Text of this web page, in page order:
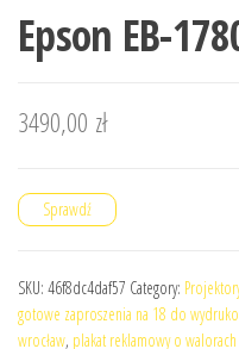
Epson EB-
3490,00 zł
Sprawdź
SKU: 46f8dc4daf57 Category:
gotowe zaproszenia na 18 do
wrocław, plakat reklamowy o walorach